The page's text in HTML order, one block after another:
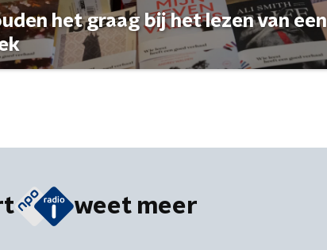
het graag bij het lezen van een
weet meer